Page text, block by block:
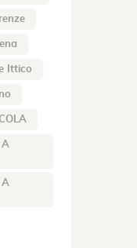
Ittico
A
A